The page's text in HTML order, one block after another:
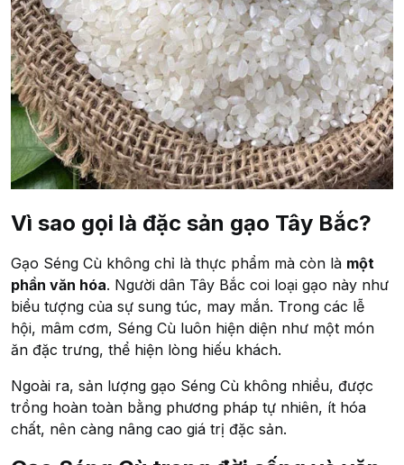
Vì sao gọi là đặc sản gạo Tây Bắc?
Gạo Séng Cù không chỉ là thực phẩm mà còn là một
phần văn hóa. Người dân Tây Bắc coi loại gạo này như
biểu tượng của sự sung túc, may mắn. Trong các lễ
hội, mâm cơm, Séng Cù luôn hiện diện như một món
ăn đặc trưng, thể hiện lòng hiếu khách.
Ngoài ra, sản lượng gạo Séng Cù không nhiều, được
trồng hoàn toàn bằng phương pháp tự nhiên, ít hóa
chất, nên càng nâng cao giá trị đặc sản.